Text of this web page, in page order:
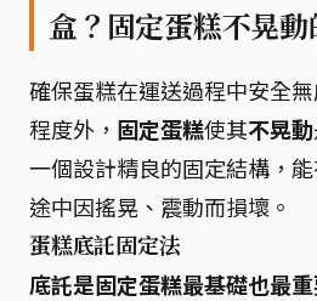
盒？固定蛋糕不晃動
確保蛋糕在運送過程中安全
程度外， 固定蛋糕使其不晃動
一個設計精良的固定結構，
途中因搖晃、震動而損壞。
蛋糕底託固定法
底託是固定蛋糕最基礎也最